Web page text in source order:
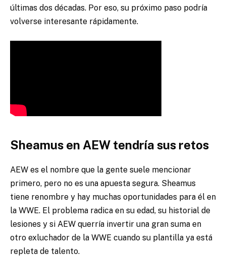
últimas dos décadas. Por eso, su próximo paso podría
volverse interesante rápidamente.
Sheamus en AEW tendría sus retos
AEW es el nombre que la gente suele mencionar
primero, pero no es una apuesta segura. Sheamus
tiene renombre y hay muchas oportunidades para él en
la WWE. El problema radica en su edad, su historial de
lesiones y si AEW querría invertir una gran suma en
otro exluchador de la WWE cuando su plantilla ya está
repleta de talento.